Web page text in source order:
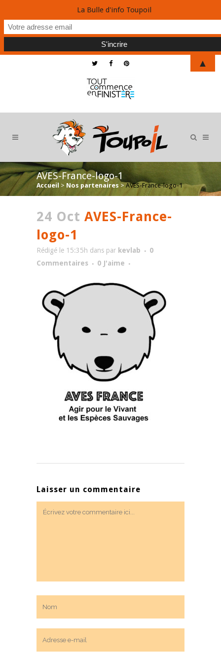
AVES-France-logo-1
Accueil > Nos partenaires > AVES-France-logo-1
24 Oct AVES-France-
logo-1
Rédigé le 15:35h dans par kevlab
0
Commentaires
0 J'aime
Laisser un commentaire
La Bulle d'info Toupoil
▲